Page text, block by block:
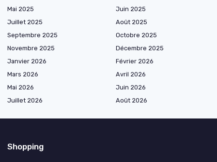
Mai 2025
Juin 2025
Juillet 2025
Août 2025
Septembre 2025
Octobre 2025
Novembre 2025
Décembre 2025
Janvier 2026
Février 2026
Mars 2026
Avril 2026
Mai 2026
Juin 2026
Juillet 2026
Août 2026
Shopping